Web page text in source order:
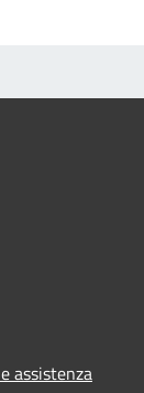
assistenza